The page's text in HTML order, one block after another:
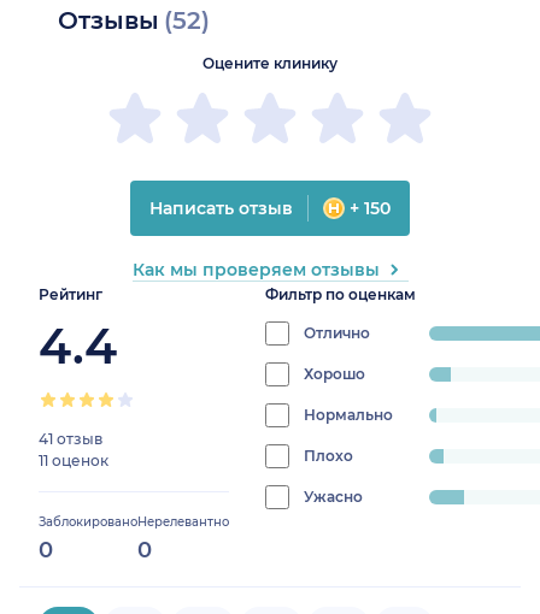
Отзывы (52)
Рейтинг
4.4
41 отзыв
11 оценок
Заблокировано
0
Нерелевантно
0
Фильтр по оценкам
Отличноprogress:
Хорошо
5.769230769230769%
Нормально
1.9230769230769231%
Плохо
progress:
3.8461538461538463%
Ужасно
9.615384615384617%
Оцените клинику
Написать отзыв + 150
Как мы проверяем отзывы